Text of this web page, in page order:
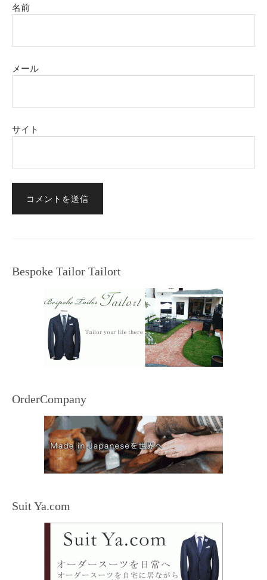
名前
メール
サイト
Bespoke Tailor Tailort
OrderCompany
Suit Ya.com